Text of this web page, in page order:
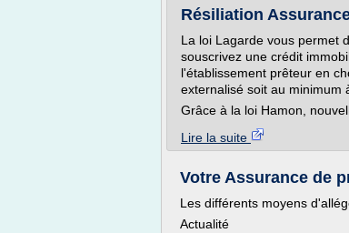
Résiliation
La loi Lagarde vous permet
souscrivez une crédit
l'établissement prêteur en
externalisé soit au minimum
Grâce à la loi Hamon,
Lire la suite
Votre Assurance de
Les différents moyens
Actualité